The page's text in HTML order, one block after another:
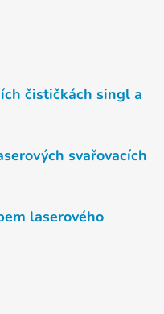
čističkách singl a
svařovacích
laserového